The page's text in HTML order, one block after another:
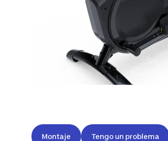
Montaje Tengo un problema